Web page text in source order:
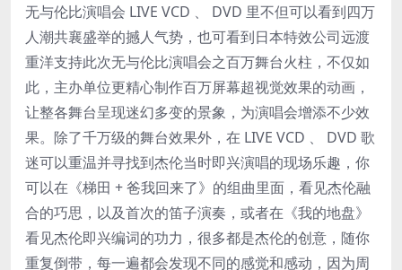
无与伦比演唱会 LIVE VCD 、 DVD 里不但可以看到四万
人潮共襄盛举的撼人气势，也可看到日本特效公司远渡
重洋支持此次无与伦比演唱会之百万舞台火柱，不仅如
此，主办单位更精心制作百万屏幕超视觉效果的动画，
让整各舞台呈现迷幻多变的景象，为演唱会增添不少效
果。除了千万级的舞台效果外，在 LIVE VCD 、 DVD 歌
迷可以重温并寻找到杰伦当时即兴演唱的现场乐趣，你
可以在《梯田 + 爸我回来了》的组曲里面，看见杰伦融
合的巧思，以及首次的笛子演奏，或者在《我的地盘》
看见杰伦即兴编词的功力，很多都是杰伦的创意，随你
重复倒带，每一遍都会发现不同的感觉和感动，因为周